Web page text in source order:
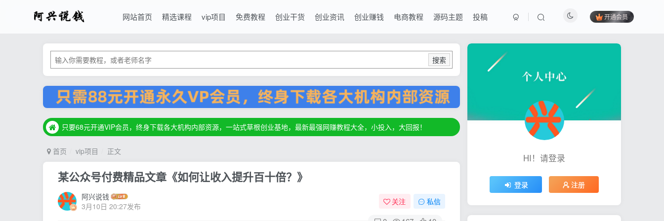
网站首页 精选课程 vip项目 免费教程 创业干货 创业资讯 创业赚钱 电商教程 源码主题 投稿 开通会员
搜索
只要68元开通VIP会员，终身下载各大机构内部资源，一站式草根创业基地，最新最强网赚教程大全，小投入，大回报！
只要68元开通VIP会员，终身下载各大机构内部资源，一站式草根创业基地，最新最强网赚教程大全，小投入，大回报！
只要68元开通VIP会员，终身下载各大机构内部资源，一站式草根创业基地，最新最强网赚教程大全，小投入，大回报！
首页 vip项目 正文
某公众号付费精品文章《如何让收入提升百十倍？》
阿兴说钱
3月10日 20:27发布
关注 私信
HI！请登录
登录 注册